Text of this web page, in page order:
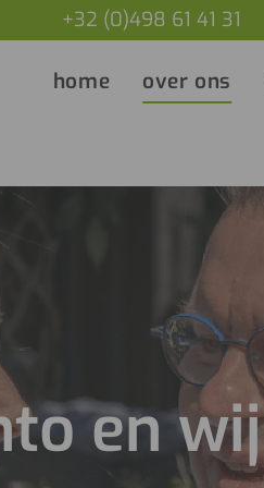
+32 (0)498 61 41 31
home over ons
en wij